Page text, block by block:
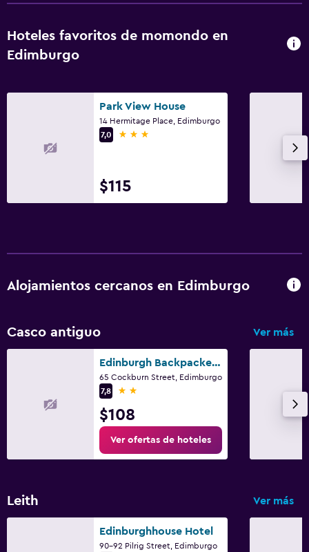
Tetera eléctrica
Tetera/cafetera
Servicios y facilidades
Servicio de despertador
Hoteles favoritos de momondo en
Edimburgo
Park View House
14 Hermitage Place, Edimburgo
7,0
3 estrellas
$115
Alojamientos cercanos en Edimburgo
Casco antiguo Ver más
Edinburgh Backpackers Hostel
65 Cockburn Street, Edimburgo
7,8
2 estrellas
$108
Ver ofertas de hoteles
Leith Ver más
Edinburghhouse Hotel
90-92 Pilrig Street, Edimburgo